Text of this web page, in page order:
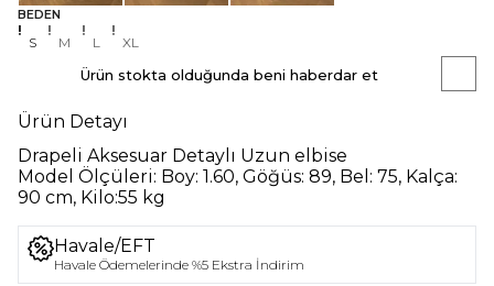
BEDEN
S M L XL
Ürün stokta olduğunda beni haberdar et
Ürün Detayı
Drapeli Aksesuar Detaylı Uzun elbise
Model Ölçüleri: Boy: 1.60, Göğüs: 89, Bel: 75, Kalça:
90 cm, Kilo:55 kg
Havale/EFT
Havale Ödemelerinde %5 Ekstra İndirim